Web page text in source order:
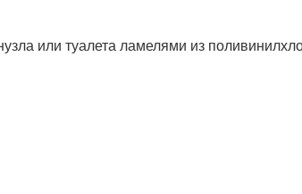
или туалета ламелями из